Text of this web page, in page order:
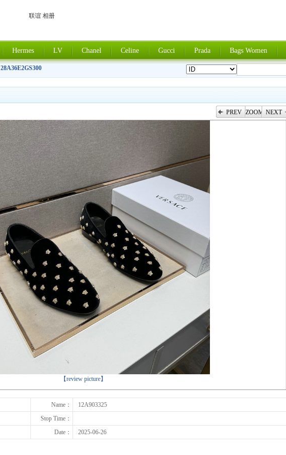
联谊 相册
Hermes LV Chanel Celine Gucci Prada Bags Women
28A36E2GS300
PREV ZOOM NEXT
【review picture】
上一张
Name：
12A903325
Stop Time：
Date：
2025-06-26